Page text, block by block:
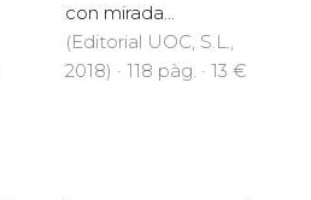
con mirada...
(Editorial UOC, S.L.,
2018) · 118 pàg. · 13 €